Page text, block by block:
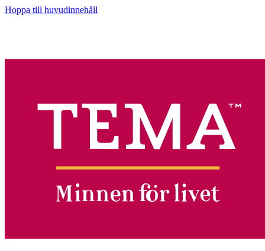
Hoppa till huvudinnehåll